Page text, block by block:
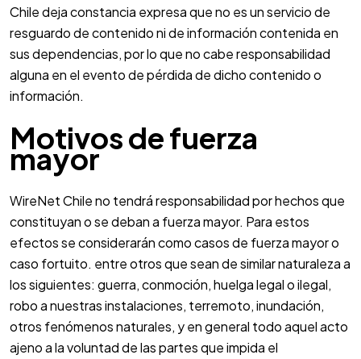
Chile deja constancia expresa que no es un servicio de
resguardo de contenido ni de información contenida en
sus dependencias, por lo que no cabe responsabilidad
alguna en el evento de pérdida de dicho contenido o
información.
Motivos de fuerza
mayor
WireNet Chile no tendrá responsabilidad por hechos que
constituyan o se deban a fuerza mayor. Para estos
efectos se considerarán como casos de fuerza mayor o
caso fortuito. entre otros que sean de similar naturaleza a
los siguientes: guerra, conmoción, huelga legal o ilegal,
robo a nuestras instalaciones, terremoto, inundación,
otros fenómenos naturales, y en general todo aquel acto
ajeno a la voluntad de las partes que impida el